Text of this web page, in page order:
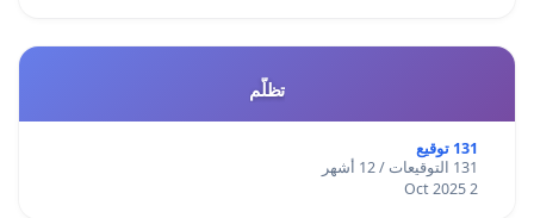
تظلّم
131 توقيع
131 التوقيعات / 12 أشهر
2 Oct 2025